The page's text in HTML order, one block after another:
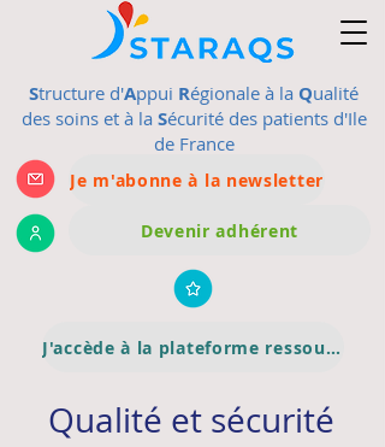
Je m'abonne à la newsletter
Devenir adhérent
Structure d'Appui Régionale à la Qualité
des soins et à la Sécurité des patients d'Ile
de France
J'accède à la plateforme ressource
Qualité et sécurité